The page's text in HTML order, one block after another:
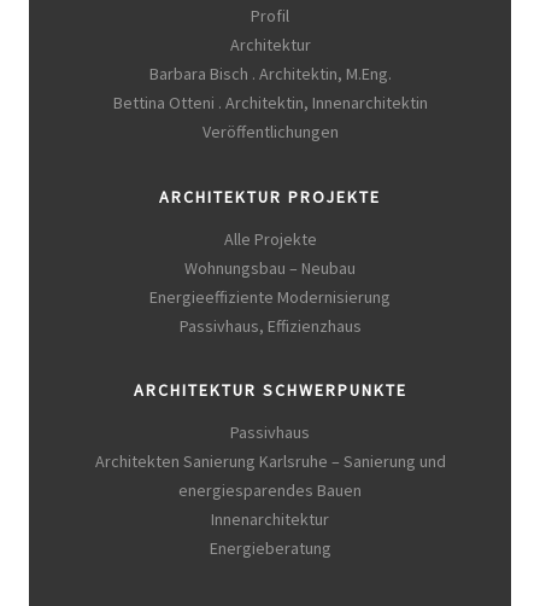
Profil
Architektur
Barbara Bisch . Architektin, M.Eng.
Bettina Otteni . Architektin, Innenarchitektin
Veröffentlichungen
ARCHITEKTUR PROJEKTE
Alle Projekte
Wohnungsbau – Neubau
Energieeffiziente Modernisierung
Passivhaus, Effizienzhaus
ARCHITEKTUR SCHWERPUNKTE
Passivhaus
Architekten Sanierung Karlsruhe – Sanierung und
energiesparendes Bauen
Innenarchitektur
Energieberatung